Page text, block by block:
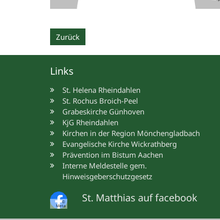
Zurück
Links
St. Helena Rheindahlen
St. Rochus Broich-Peel
Grabeskirche Günhoven
KjG Rheindahlen
Kirchen in der Region Mönchengladbach
Evangelische Kirche Wickrathberg
Prävention im Bistum Aachen
Interne Meldestelle gem.
Hinweisgeberschutzgesetz
©
Meta
St. Matthias auf facebook